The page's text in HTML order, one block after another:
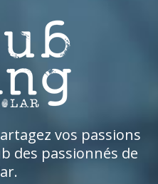
vos passions
des passionnés de